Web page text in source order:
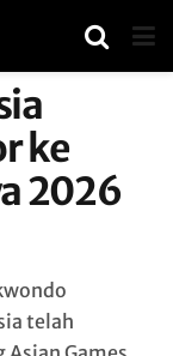
ke
2026
telah